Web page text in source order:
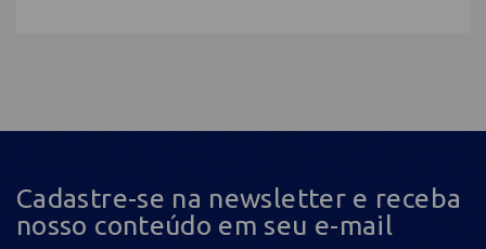
Cadastre-se na newsletter e receba
nosso conteúdo em seu e-mail